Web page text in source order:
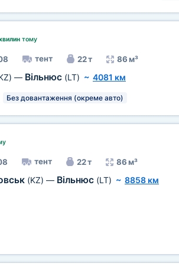
тому
тент 22 т 86 м³
— Вільнюс (LT) ~ 4081 км
Без довантаження (окреме авто)
тент 22 т 86 м³
(KZ) — Вільнюс (LT) ~ 8858 км